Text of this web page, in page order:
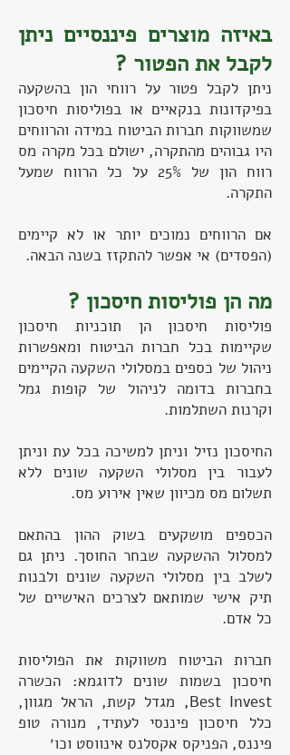
באיזה מוצרים פיננסיים ניתן
לקבל את הפטור ?
ניתן לקבל פטור על רווחי הון בהשקעה
בפיקדונות בנקאיים או בפוליסות חיסכון
שמשווקות חברות הביטוח במידה והרווחים
היו גבוהים מהתקרה, ישולם בכל מקרה מס
רווח הון של 25% על כל הרווח שמעל
התקרה.
אם הרווחים נמוכים יותר או לא קיימים
(הפסדים) אי אפשר להתקזז בשנה הבאה.
מה הן פוליסות חיסכון ?
פוליסות חיסכון הן תוכניות חיסכון
שקיימות בכל חברות הביטוח ומאפשרות
ניהול של כספים במסלולי השקעה הקיימים
בחברות בדומה לניהול של קופות גמל
וקרנות השתלמות.
החיסכון נזיל וניתן למשיכה בכל עת וניתן
לעבור בין מסלולי השקעה שונים ללא
תשלום מס מכיוון שאין אירוע מס.
הכספים מושקעים בשוק ההון בהתאם
למסלול ההשקעה שבחר החוסך. ניתן גם
לשלב בין מסלולי השקעה שונים ולבנות
תיק אישי שמותאם לצרכים האישיים של
כל אדם.
חברות הביטוח משווקות את הפוליסות
חיסכון בשמות שונים לדוגמא: הכשרה
Best Invest, מגדל קשת, הראל מגוון,
כלל חיסכון פיננסי לעתיד, מנורה טופ
פיננס, הפניקס אקסלנס אינווסט וכו׳